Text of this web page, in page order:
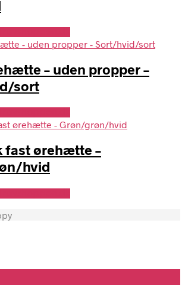
– uden propper –
sort
fast ørehætte –
hvid